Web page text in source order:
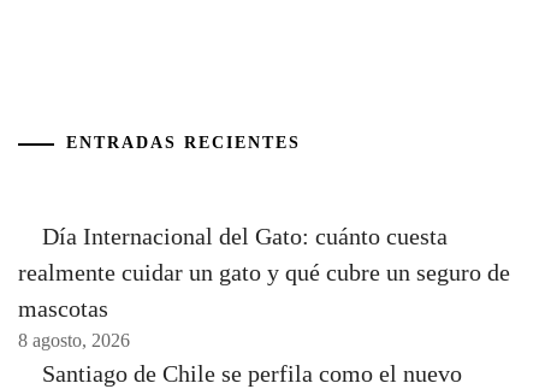
ENTRADAS RECIENTES
Día Internacional del Gato: cuánto cuesta
realmente cuidar un gato y qué cubre un seguro de
mascotas
8 agosto, 2026
Santiago de Chile se perfila como el nuevo